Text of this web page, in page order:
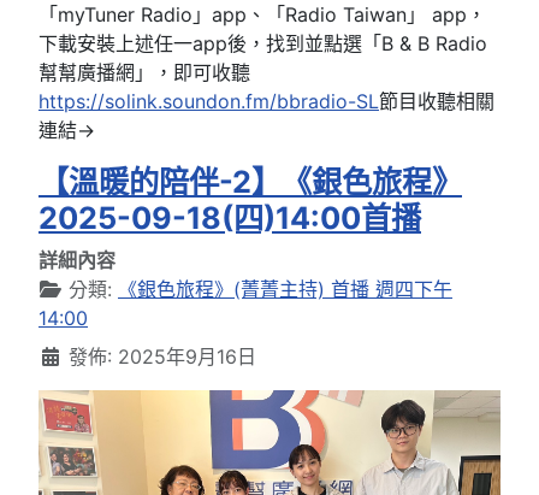
「myTuner Radio」app、「Radio Taiwan」 app，
下載安裝上述任一app後，找到並點選「B & B Radio
幫幫廣播網」，即可收聽
https://solink.soundon.fm/bbradio-SL節目收聽相關
連結→
【溫暖的陪伴-2】《銀色旅程》
2025-09-18(四)14:00首播
詳細內容
分類:
《銀色旅程》(菁菁主持) 首播 週四下午
14:00
發佈: 2025年9月16日